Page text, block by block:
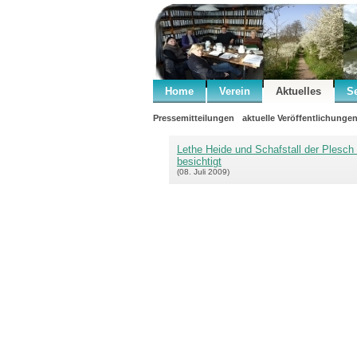
Home Verein Aktuelles
Pressemitteilungen aktuelle Veröffentlichungen
Lethe Heide und Schafstall der
besichtigt
(08. Juli 2009)